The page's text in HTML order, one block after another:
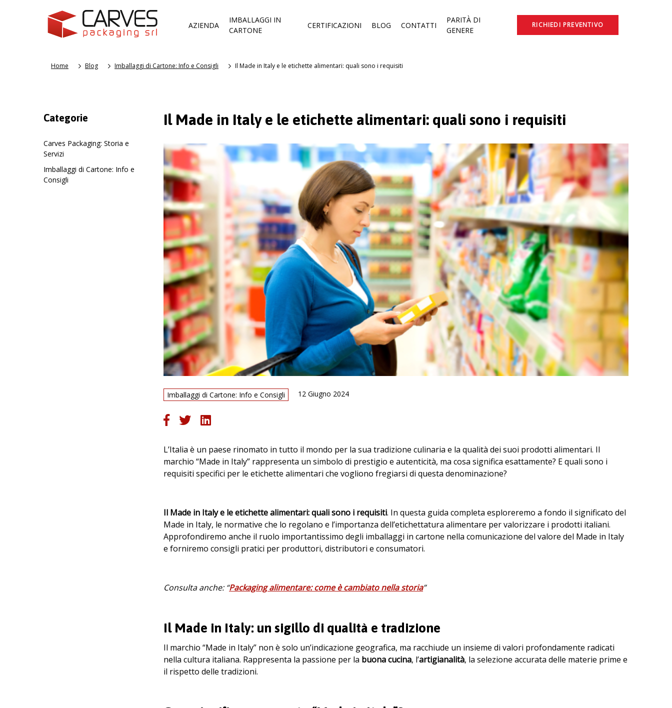
AZIENDA
IMBALLAGGI IN
CARTONE
CERTIFICAZIONI BLOG CONTATTI
PARITÀ DI
GENERE
RICHIEDI PREVENTIVO
Home Blog Imballaggi di Cartone: Info e Consigli Il Made in Italy e le etichette alimentari: quali sono i requisiti
Categorie
Carves Packaging: Storia e
Servizi
Imballaggi di Cartone: Info e
Consigli
Il Made in Italy e le etichette alimentari: quali sono i requisiti
Imballaggi di Cartone: Info e Consigli 12 Giugno 2024
L’Italia è un paese rinomato in tutto il mondo per la sua tradizione culinaria e la qualità dei suoi prodotti alimentari. Il
marchio “Made in Italy” rappresenta un simbolo di prestigio e autenticità, ma cosa significa esattamente? E quali sono i
requisiti specifici per le etichette alimentari che vogliono fregiarsi di questa denominazione?
Il Made in Italy e le etichette alimentari: quali sono i requisiti. In questa guida completa esploreremo a fondo il significato del
Made in Italy, le normative che lo regolano e l’importanza dell’etichettatura alimentare per valorizzare i prodotti italiani.
Approfondiremo anche il ruolo importantissimo degli imballaggi in cartone nella comunicazione del valore del Made in Italy
e forniremo consigli pratici per produttori, distributori e consumatori.
Consulta anche: “Packaging alimentare: come è cambiato nella storia”
Il Made in Italy: un sigillo di qualità e tradizione
Il marchio “Made in Italy” non è solo un’indicazione geografica, ma racchiude un insieme di valori profondamente radicati
nella cultura italiana. Rappresenta la passione per la buona cucina, l’artigianalità, la selezione accurata delle materie prime e
il rispetto delle tradizioni.